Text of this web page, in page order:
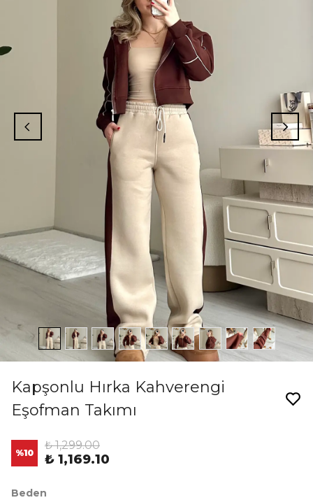
Kapşonlu Hırka Kahverengi
Eşofman Takımı
%10
₺ 1,299.00
₺ 1,169.10
Beden